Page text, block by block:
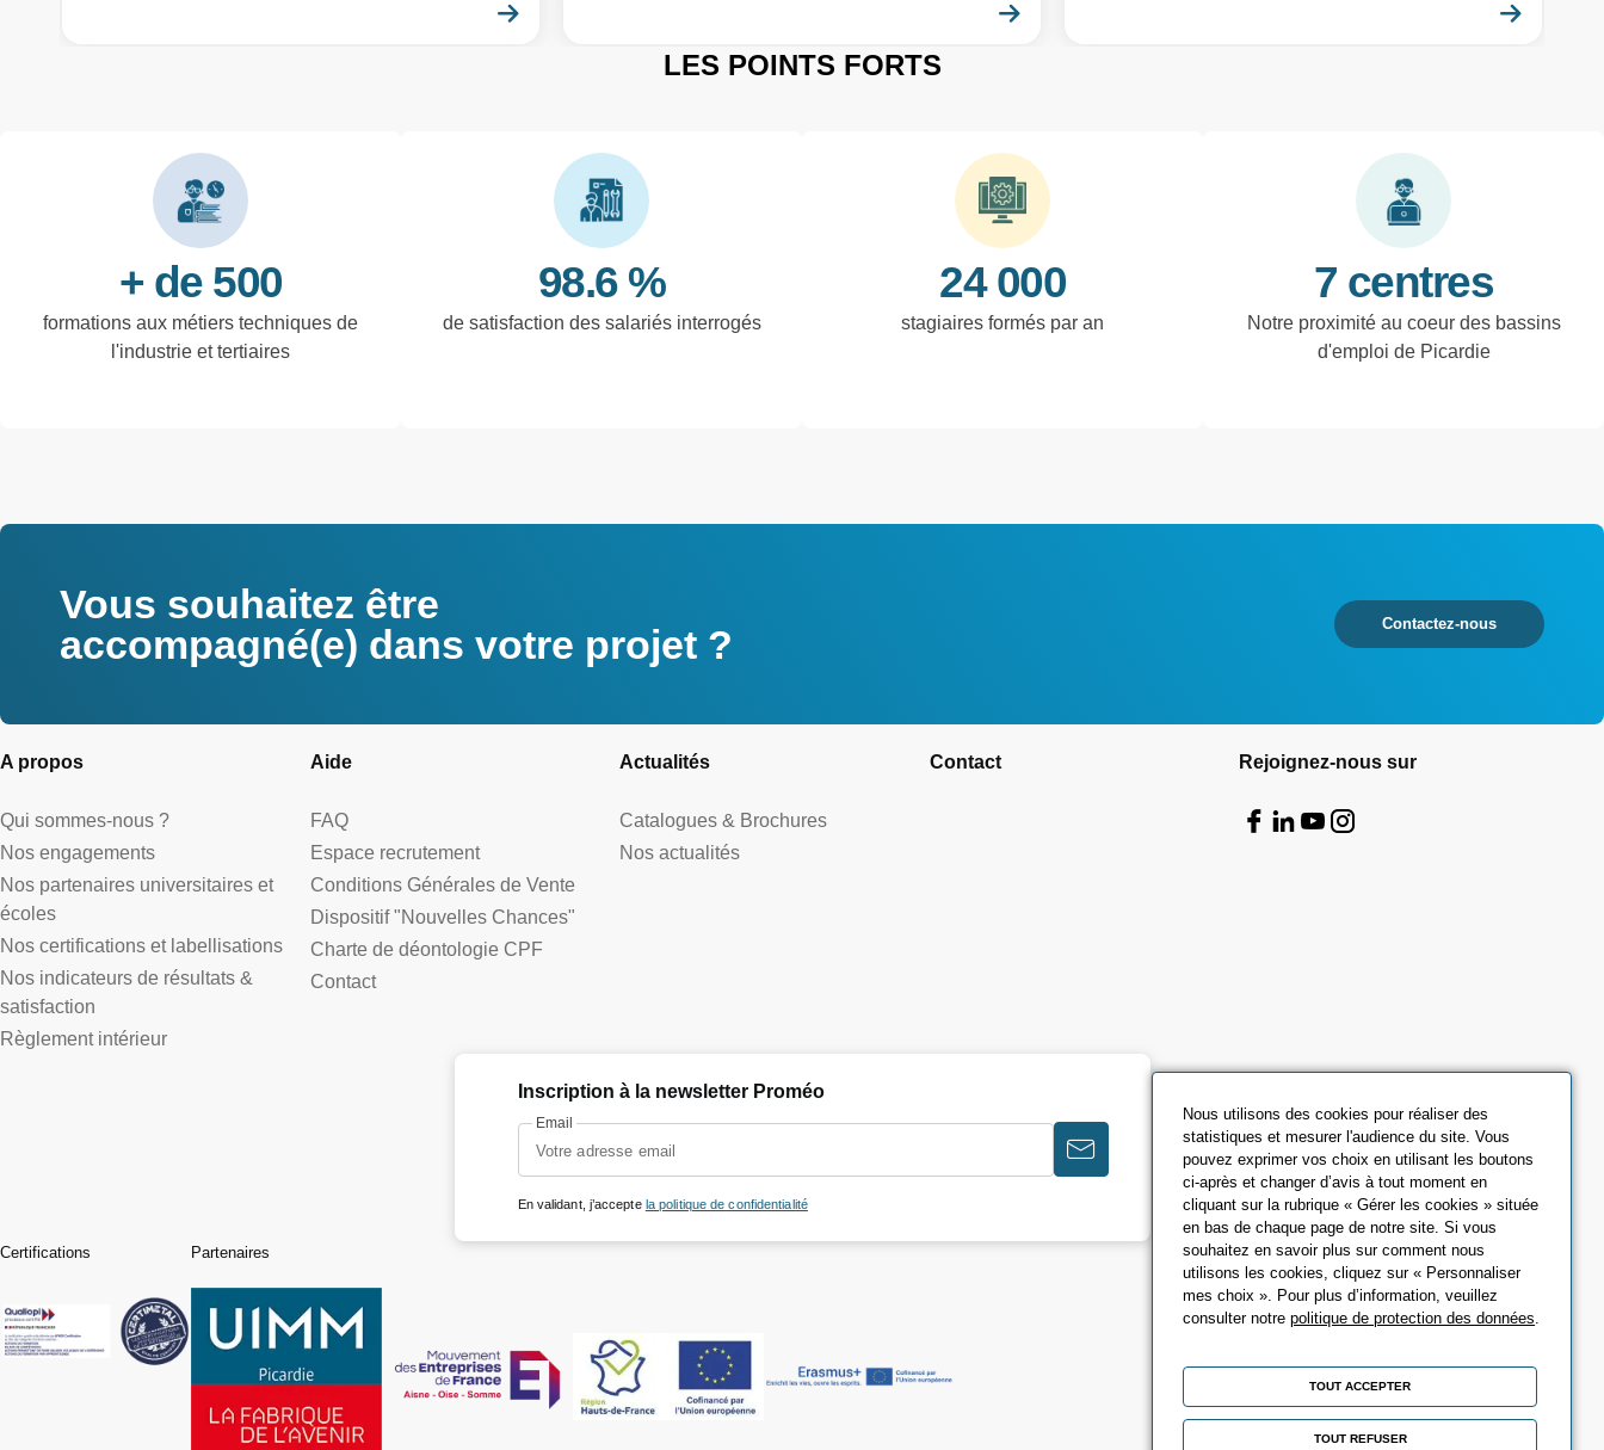
LES POINTS FORTS
+ de 500
formations aux métiers techniques de
l'industrie et tertiaires
98.6 %
de satisfaction des salariés interrogés
24 000
stagiaires formés par an
7 centres
Notre proximité au coeur des bassins
d'emploi de Picardie
Vous souhaitez être
accompagné(e) dans votre projet ?
Contactez-nous
A propos
Qui sommes-nous ?
Nos engagements
Nos partenaires universitaires et
écoles
Nos certifications et labellisations
Nos indicateurs de résultats &
satisfaction
Règlement intérieur
Aide
FAQ
Espace recrutement
Conditions Générales de Vente
Dispositif "Nouvelles Chances"
Charte de déontologie CPF
Contact
Actualités
Catalogues & Brochures
Nos actualités
Contact Rejoignez-nous sur
Inscription à la newsletter Proméo
Email
En validant, j’accepte la politique de confidentialité
Certifications Partenaires
Nous utilisons des cookies pour réaliser des
statistiques et mesurer l'audience du site. Vous
pouvez exprimer vos choix en utilisant les boutons
ci-après et changer d’avis à tout moment en
cliquant sur la rubrique « Gérer les cookies » située
en bas de chaque page de notre site. Si vous
souhaitez en savoir plus sur comment nous
utilisons les cookies, cliquez sur « Personnaliser
mes choix ». Pour plus d’information, veuillez
consulter notrepolitique de protection des données.
TOUT ACCEPTER
TOUT REFUSER